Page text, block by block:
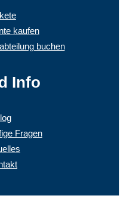
kaufen
buchen
Info
Fragen